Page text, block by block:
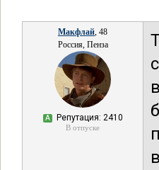
Макфлай, 48
Россия, Пенза
А Репутация: 2410
В отпуске